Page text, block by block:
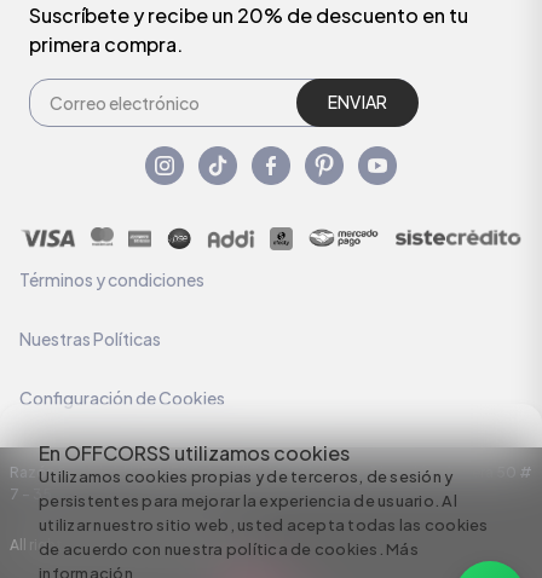
En OFFCORSS utilizamos cookies
Utilizamos cookies propias y de terceros, de sesión y
persistentes para mejorar la experiencia de usuario. Al
utilizar nuestro sitio web, usted acepta todas las cookies
de acuerdo con nuestra política de cookies. Más
información
Suscríbete y recibe un 20% de descuento en tu
primera compra.
ENVIAR
Términos y condiciones
Nuestras Políticas
Configuración de Cookies
Razón Social: C.I HERMECO S.A. NIT: 890924167-6 Dirección: Carrera 50 #
7 – 35
All rights reserved empowered by